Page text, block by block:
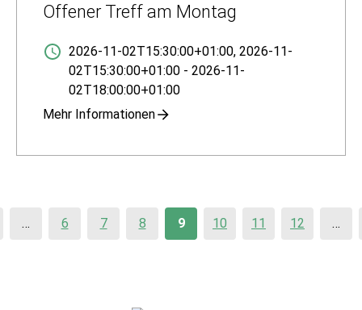
Offener Treff am Montag
2026-11-02T15:30:00+01:00, 2026-11-
02T15:30:00+01:00 - 2026-11-
02T18:00:00+01:00
Mehr Informationen
… 6 7 8 9 10 11 12 …